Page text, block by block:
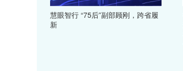
慧眼智行 “75后”副部顾刚，跨省履
新